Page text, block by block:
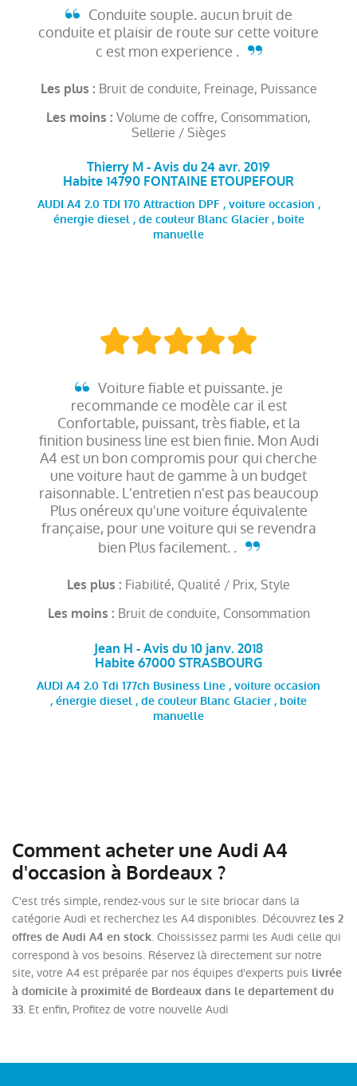
Conduite souple. aucun bruit de
conduite et plaisir de route sur cette voiture
c est mon experience .
Les plus : Bruit de conduite, Freinage, Puissance
Les moins : Volume de coffre, Consommation,
Sellerie / Sièges
Thierry M - Avis du 24 avr. 2019
Habite 14790 FONTAINE ETOUPEFOUR
AUDI A4 2.0 TDI 170 Attraction DPF , voiture occasion ,
énergie diesel , de couleur Blanc Glacier , boite
manuelle
Voiture fiable et puissante. je
recommande ce modèle car il est
Confortable, puissant, très fiable, et la
finition business line est bien finie. Mon Audi
A4 est un bon compromis pour qui cherche
une voiture haut de gamme à un budget
raisonnable. L'entretien n'est pas beaucoup
Plus onéreux qu'une voiture équivalente
française, pour une voiture qui se revendra
bien Plus facilement. .
Les plus : Fiabilité, Qualité / Prix, Style
Les moins : Bruit de conduite, Consommation
Jean H - Avis du 10 janv. 2018
Habite 67000 STRASBOURG
AUDI A4 2.0 Tdi 177ch Business Line , voiture occasion
, énergie diesel , de couleur Blanc Glacier , boite
manuelle
Comment acheter une Audi A4
d'occasion à Bordeaux ?
C'est trés simple, rendez-vous sur le site briocar dans la
catégorie Audi et recherchez les A4 disponibles. Découvrez les 2
offres de Audi A4 en stock. Choississez parmi les Audi celle qui
correspond à vos besoins. Réservez là directement sur notre
site, votre A4 est préparée par nos équipes d'experts puis livrée
à domicile à proximité de Bordeaux dans le departement du
33. Et enfin, Profitez de votre nouvelle Audi